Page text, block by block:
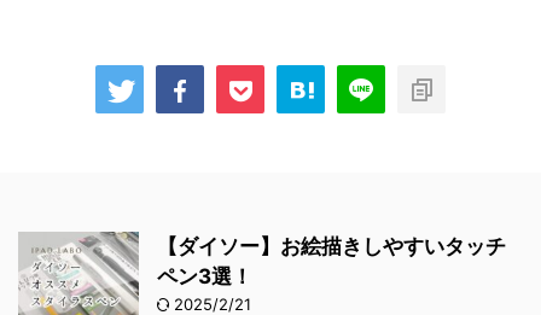
【ダイソー】お絵描きしやすいタッチ
ペン3選！
2025/2/21